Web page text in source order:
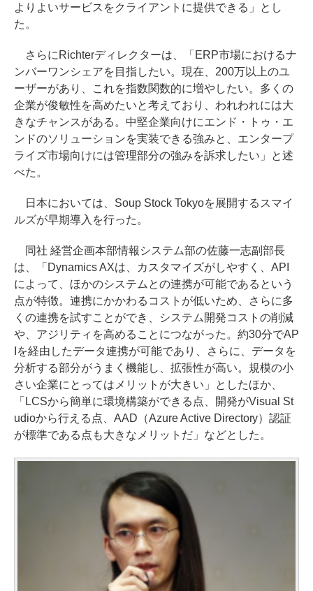
よりよいサービスをクライアントに提供できる」とし
た。
さらにRichterディレクターは、「ERP市場におけるナ
ンバーワンシェアを目指したい。現在、200万以上のユ
ーザーがあり、これを指数関数的に増やしたい。多くの
企業が俊敏性を高めたいと考えており、われわれには大
きなチャンスがある。中堅企業向けにエンド・トゥ・エ
ンドのソリューションを実装できる強みと、エンタープ
ライズ市場向けには管理部分の強みを訴求したい」と述
べた。
日本においては、Soup Stock Tokyoを展開するスマイ
ルズが早期導入を行った。
同社 経営企画本部情報システム部の佐藤一志副部長
は、「Dynamics AXは、カスタマイズがしやすく、API
によって、ほかのシステムとの連携が可能であるという
点が特徴。連携にかかわるコストが低いため、さらに多
くの連携を試すことができ、システム開発コストの削減
や、アジリティを高めることにつながった。約30分でAP
Iを経由したデータ連携が可能であり、さらに、データを
分析する部分がうまく機能し、拡張性が高い。規模の小
さい企業にとってはメリットが大きい」としたほか、
「LCSから簡単に環境構築ができる点、開発がVisual St
udioから行える点、AAD（Azure Active Directory）認証
が標準である点も大きなメリットだ」などとした。